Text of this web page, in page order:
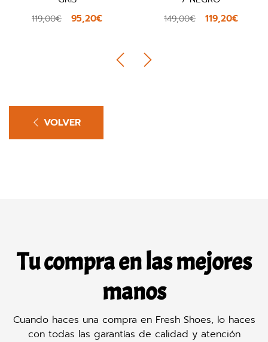
119,00€ 95,20€ 149,00€ 119,20€
VOLVER
Tu compra en las mejores
manos
Cuando haces una compra en Fresh Shoes, lo haces
con todas las garantías de calidad y atención